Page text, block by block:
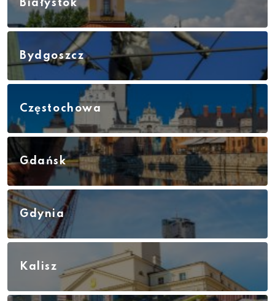
Białystok
Bydgoszcz
Częstochowa
Gdańsk
Gdynia
Kalisz